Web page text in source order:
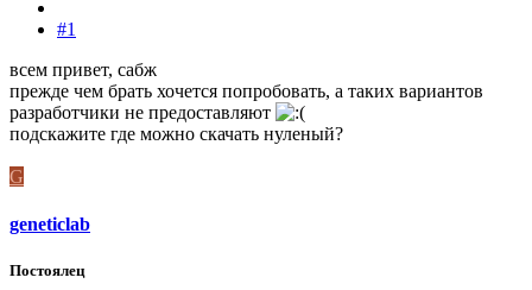
#1
всем привет, сабж
прежде чем брать хочется попробовать, а таких вариантов
разработчики не предоставляют
подскажите где можно скачать нуленый?
G
geneticlab
Постоялец